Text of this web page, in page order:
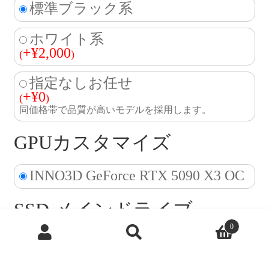
標準ブラック系
ホワイト系
(+¥2,000)
指定なしお任せ
(+¥0)
同価格帯で品質が高いモデルを採用します。
GPUカスタマイズ
INNO3D GeForce RTX 5090 X3 OC
SSD メインドライブ
OSをセットアップするドライブです。メインドライブ
0